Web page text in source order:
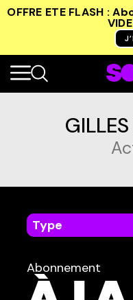
OFFRE ETE FLASH :
Type
Abonnement